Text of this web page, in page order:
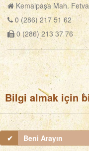
Kemalpaşa Mah.
0 (286) 217 51 62
0 (286) 213 37 76
Bilgi almak için
Beni Arayın